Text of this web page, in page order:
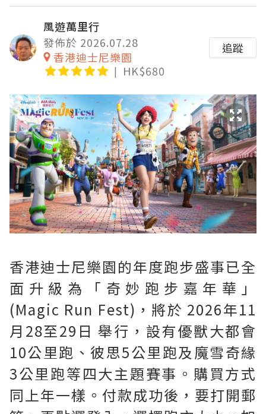
風遊萬里行
發佈於 2026.07.28
香港迪士尼樂園
HK$680
追蹤
香港迪士尼樂園的年度跑步盛事已全
面升級為「奇妙跑步嘉年華」
(Magic Run Fest)，將於 2026年11
月28至29日 舉行，設有優獸大都會
10公里跑、彼思5公里跑及魔雪奇緣
3公里跑等四大主題賽事。購買方式
同上年一樣。付款成功後，要打開郵